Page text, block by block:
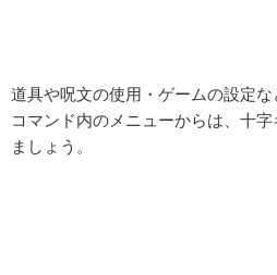
道具や呪文の使用・ゲームの設定
コマンド内のメニューからは、十
ましょう。